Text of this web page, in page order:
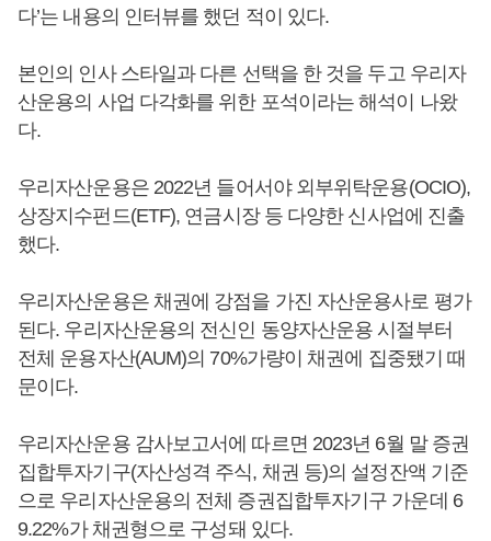
다’는 내용의 인터뷰를 했던 적이 있다.
본인의 인사 스타일과 다른 선택을 한 것을 두고 우리자
산운용의 사업 다각화를 위한 포석이라는 해석이 나왔
다.
우리자산운용은 2022년 들어서야 외부위탁운용(OCIO),
상장지수펀드(ETF), 연금시장 등 다양한 신사업에 진출
했다.
우리자산운용은 채권에 강점을 가진 자산운용사로 평가
된다. 우리자산운용의 전신인 동양자산운용 시절부터
전체 운용자산(AUM)의 70%가량이 채권에 집중됐기 때
문이다.
우리자산운용 감사보고서에 따르면 2023년 6월 말 증권
집합투자기구(자산성격 주식, 채권 등)의 설정잔액 기준
으로 우리자산운용의 전체 증권집합투자기구 가운데 6
9.22%가 채권형으로 구성돼 있다.